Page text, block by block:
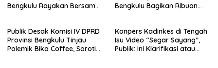
Bengkulu Rayakan Bersama
Bengkulu Bagikan Ribuan
Publik Desak Komisi IV DPRD
Provinsi Bengkulu Tinjau
Polemik Bika Coffee, Soroti
Konpers Kadinkes di Tengah
Isu Video “Segar Sayang”,
Publik: Ini Klarifikasi atau